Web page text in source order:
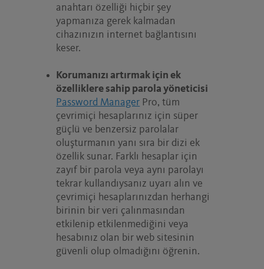
anahtarı özelliği hiçbir şey
yapmanıza gerek kalmadan
cihazınızın internet bağlantısını
keser.
Korumanızı artırmak için ek
özelliklere sahip parola yöneticisi
Password Manager Pro, tüm
çevrimiçi hesaplarınız için süper
güçlü ve benzersiz parolalar
oluşturmanın yanı sıra bir dizi ek
özellik sunar. Farklı hesaplar için
zayıf bir parola veya aynı parolayı
tekrar kullandıysanız uyarı alın ve
çevrimiçi hesaplarınızdan herhangi
birinin bir veri çalınmasından
etkilenip etkilenmediğini veya
hesabınız olan bir web sitesinin
güvenli olup olmadığını öğrenin.